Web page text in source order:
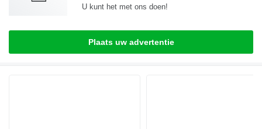
U kunt het met ons doen!
Plaats uw advertentie